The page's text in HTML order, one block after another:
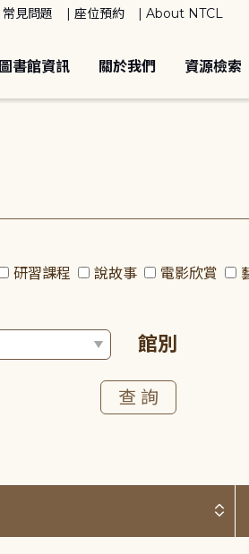
常見問題 座位預約 About NTCL
圖書館資訊 關於我們 資源檢索
研習課程 說故事 電影欣賞
館別
按